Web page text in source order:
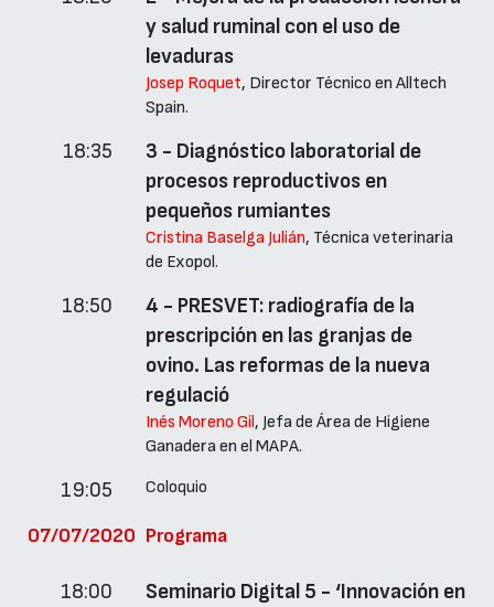
y salud ruminal con el uso de
levaduras
Josep Roquet, Director Técnico en Alltech
Spain.
18:35
3 - Diagnóstico laboratorial de
procesos reproductivos en
pequeños rumiantes
Cristina Baselga Julián, Técnica veterinaria
de Exopol.
18:50
4 - PRESVET: radiografía de la
prescripción en las granjas de
ovino. Las reformas de la nueva
regulació
Inés Moreno Gil, Jefa de Área de Higiene
Ganadera en el MAPA.
19:05 Coloquio
07/07/2020 Programa
18:00
Seminario Digital 5 - ‘Innovación en